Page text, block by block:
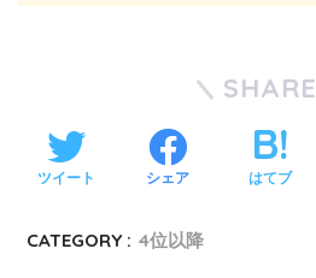
SHARE
ツイート シェア はてブ
CATEGORY : 4位以降